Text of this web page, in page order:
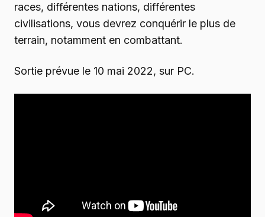
races, différentes nations, différentes
civilisations, vous devrez conquérir le plus de
terrain, notamment en combattant.
Sortie prévue le 10 mai 2022, sur PC.